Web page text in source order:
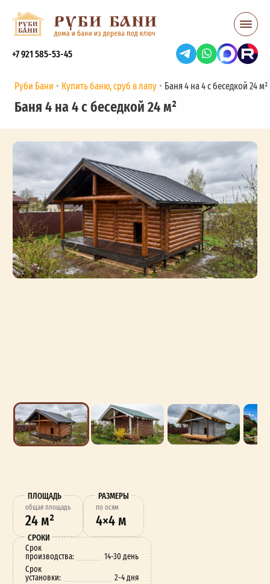
+7 921 585-53-45
Руби Бани Купить баню, сруб в лапу Баня 4 на 4 с беседкой 24 м²
Баня 4 на 4 с беседкой 24 м²
ПЛОЩАДЬ
oбщая площадь
24 м²
РАЗМЕРЫ
по осям
4×4 м
СРОКИ
Срок
производства:
14-30 день
Срок
установки: 2-4 дня